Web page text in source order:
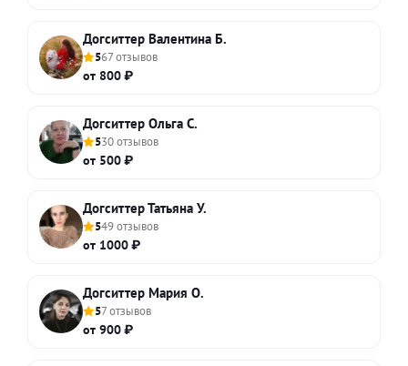
Догситтер Валентина Б.
567 отзывов
от 800 ₽
Догситтер Ольга С.
530 отзывов
от 500 ₽
Догситтер Татьяна У.
549 отзывов
от 1000 ₽
Догситтер Мария О.
57 отзывов
от 900 ₽